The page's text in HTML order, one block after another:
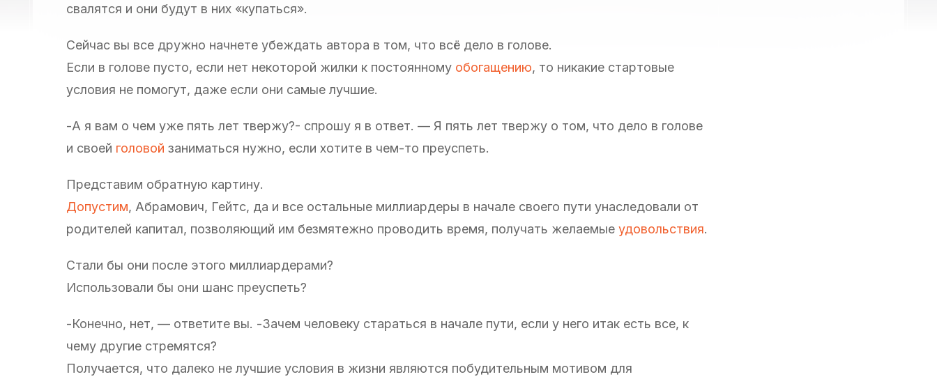
свалятся и они будут в них «купаться».
Сейчас вы все дружно начнете убеждать автора в том, что всё дело в голове.
Если в голове пусто, если нет некоторой жилки к постоянному обогащению, то никакие стартовые
условия не помогут, даже если они самые лучшие.
-А я вам о чем уже пять лет твержу?- спрошу я в ответ. — Я пять лет твержу о том, что дело в голове
и своей головой заниматься нужно, если хотите в чем-то преуспеть.
Представим обратную картину.
Допустим, Абрамович, Гейтс, да и все остальные миллиардеры в начале своего пути унаследовали от
родителей капитал, позволяющий им безмятежно проводить время, получать желаемые удовольствия.
Стали бы они после этого миллиардерами?
Использовали бы они шанс преуспеть?
-Конечно, нет, — ответите вы. -Зачем человеку стараться в начале пути, если у него итак есть все, к
чему другие стремятся?
Получается, что далеко не лучшие условия в жизни являются побудительным мотивом для